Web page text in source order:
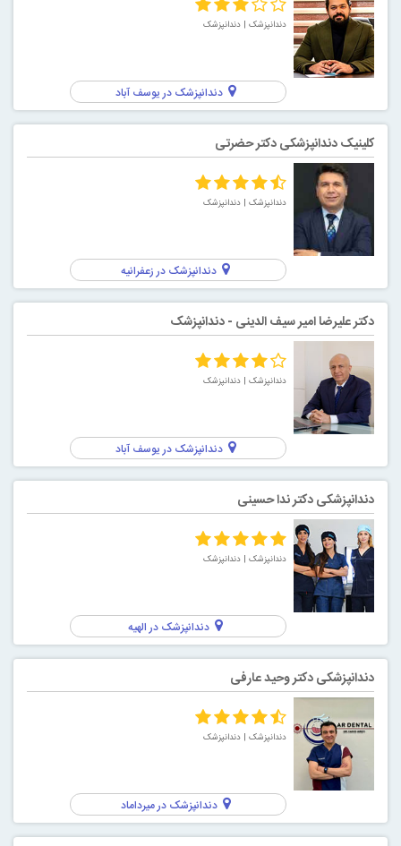
دندانپزشک | دندانپزشک
دندانپزشک در یوسف آباد
کلینیک دندانپزشکی دکتر حضرتی
دندانپزشک | دندانپزشک
دندانپزشک در زعفرانیه
دکتر علیرضا امیر سیف الدینی - دندانپزشک
دندانپزشک | دندانپزشک
دندانپزشک در یوسف آباد
دندانپزشکی دکتر ندا حسینی
دندانپزشک | دندانپزشک
دندانپزشک در الهیه
دندانپزشکی دکتر وحید عارفی
دندانپزشک | دندانپزشک
دندانپزشک در میرداماد